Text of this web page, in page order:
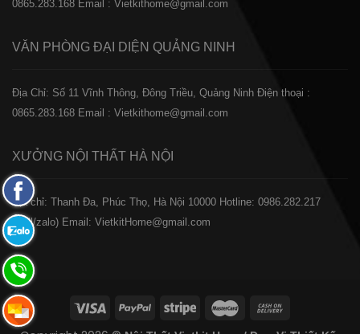
0865.283.168 Email : Vietkithome@gmail.com
VĂN PHÒNG ĐẠI DIỆN QUẢNG NINH
Địa Chỉ: Số 11 Vĩnh Thông, Đông Triều, Quảng Ninh Điện thoại :
0865.283.168 Email : Vietkithome@gmail.com
XƯỞNG NỘI THẤT HÀ NỘI
️Địa chỉ: Thanh Đa, Phúc Thọ, Hà Nội 10000 Hotline: 0986.282.217
(Call/zalo) Email: VietkitHome@gmail.com
Fanpage
Facebook
Zalo:
0865.283.168
Hotline:
0865.283.168
Hotline: